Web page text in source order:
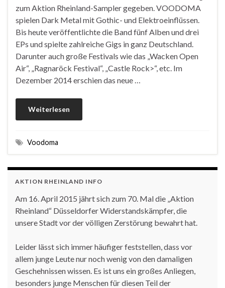
zum Aktion Rheinland-Sampler gegeben. VOODOMA
spielen Dark Metal mit Gothic- und Elektroeinflüssen.
Bis heute veröffentlichte die Band fünf Alben und drei
EPs und spielte zahlreiche Gigs in ganz Deutschland.
Darunter auch große Festivals wie das „Wacken Open
Air“, „Ragnaröck Festival“, „Castle Rock>“, etc. Im
Dezember 2014 erschien das neue …
Weiterlesen
Voodoma
AKTION RHEINLAND INFO
Am 16. April 2015 jährt sich zum 70. Mal die „Aktion
Rheinland“ Düsseldorfer Widerstandskämpfer, die
unsere Stadt vor der völligen Zerstörung bewahrt hat.
Leider lässt sich immer häufiger feststellen, dass vor
allem junge Leute nur noch wenig von den damaligen
Geschehnissen wissen. Es ist uns ein großes Anliegen,
besonders junge Menschen für diesen Teil der